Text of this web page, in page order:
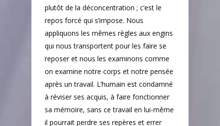
plutôt de la déconcentration ; c’est le
repos forcé qui s’impose. Nous
appliquons les mêmes règles aux engins
qui nous transportent pour les faire se
reposer et nous les examinons comme
on examine notre corps et notre pensée
après un travail. L’humain est condamné
à réviser ses acquis, à faire fonctionner
sa mémoire, sans ce travail en lui-même
il pourrait perdre ses repères et errer